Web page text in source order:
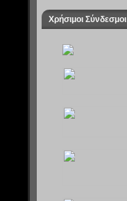
Χρήσιμοι Σύνδεσμοι